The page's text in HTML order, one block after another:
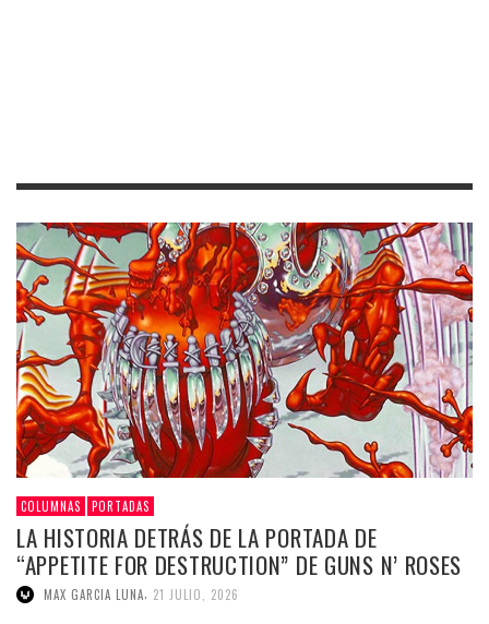
COLUMNAS PORTADAS
LA HISTORIA DETRÁS DE LA PORTADA DE
“APPETITE FOR DESTRUCTION” DE GUNS N’ ROSES
MAX GARCIA LUNA, 21 JULIO, 2026